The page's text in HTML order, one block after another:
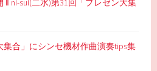
‖ ni-sui(二水)第31回「プレゼン大集
集合」にシンセ機材作曲演奏tips集